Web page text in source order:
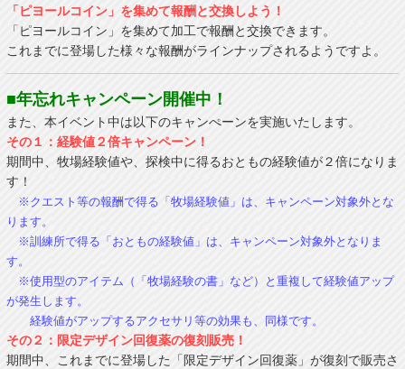
「ピヨールコイン」を集めて報酬と交換しよう！
「ピヨールコイン」を集めて加工で報酬と交換できます。
これまでに登場した様々な報酬がラインナップされるようですよ。
■年忘れキャンペーン開催中！
また、本イベント中は以下のキャンぺーンを実施いたします。
その１：経験値２倍キャンペーン！
期間中、牧場経験値や、探検中に得るおともの経験値が２倍になりま
す！
※クエスト等の報酬で得る「牧場経験値」は、キャンペーン対象外とな
ります。
※訓練所で得る「おともの経験値」は、キャンペーン対象外となりま
す。
※使用型のアイテム（「牧場経験の書」など）と重複して経験値アップ
が発生します。
経験値がアップするアクセサリ等の効果も、同様です。
その２：限定デザイン回復薬の復刻販売！
期間中、これまでに登場した「限定デザイン回復薬」が復刻で販売さ